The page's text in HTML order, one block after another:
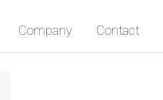
Company Contact